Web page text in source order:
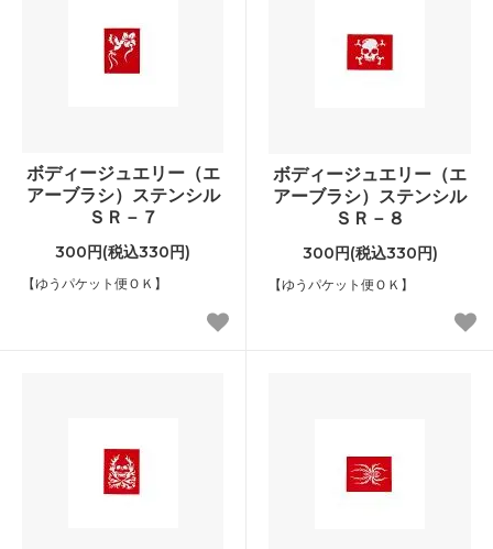
ボディージュエリー（エ
アーブラシ）ステンシル
ＳＲ－７
300円(税込330円)
【ゆうパケット便ＯＫ】
ボディージュエリー（エ
アーブラシ）ステンシル
ＳＲ－８
300円(税込330円)
【ゆうパケット便ＯＫ】